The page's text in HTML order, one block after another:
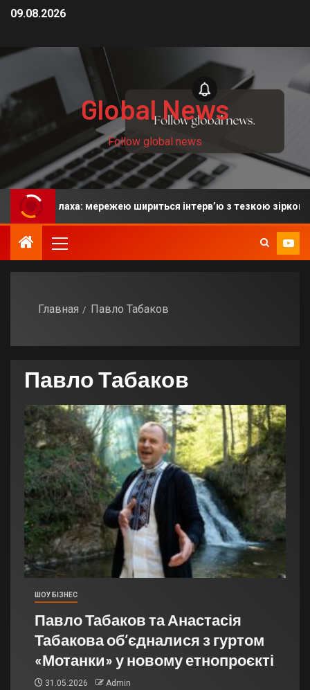
09.08.2026
Global News
Follow global news
Салаха: мережею шириться інтерв’ю з тезкою зіркового
Главная Павло Табаков
Павло Табаков
ШОУ БІЗНЕС
Павло Табаков та Анастасія
Табакова об’єдналися з гуртом
«Мотанки» у новому етнопроєкті
31.05.2026 Admin